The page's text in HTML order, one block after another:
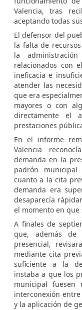
Valencia, tras
aceptando todas
El defensor del
la falta de
la
relacionados con
ineficacia e
atender las
que era
mayores o con
directamente el
prestaciones
En el informe
Valencia
demanda en la
padrón
cuanto a la cita
demanda era
desaparecía
el momento en que
A finales de
que, además de
presencial,
mediante cita
suficiente a la
instaba a que los
municipal fuesen
interconexión
y la aplicación de